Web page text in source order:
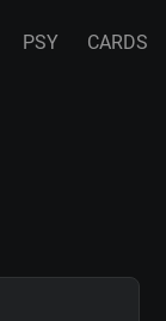
PSY CARDS